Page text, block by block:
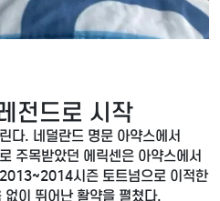
전드로 시작
다. 네덜란드 명문 아약스에서
주목받았던 에릭센은 아약스에서
시즌 토트넘으로 이적한
이 뛰어난 활약을 펼쳤다.